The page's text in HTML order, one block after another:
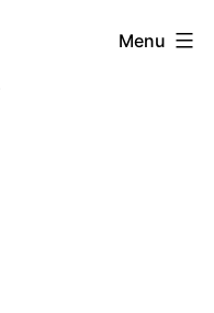
Menu